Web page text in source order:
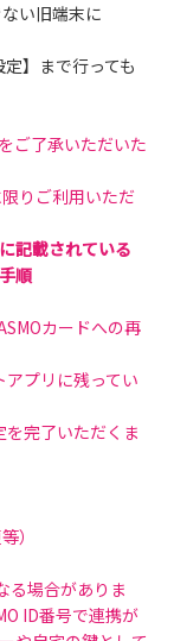
い旧端末に
】まで行っても
ご了承いただいた
りご利用いただ
記載されている
順
カードへの再
プリに残ってい
完了いただくま
）
る場合がありま
ID番号で連携が